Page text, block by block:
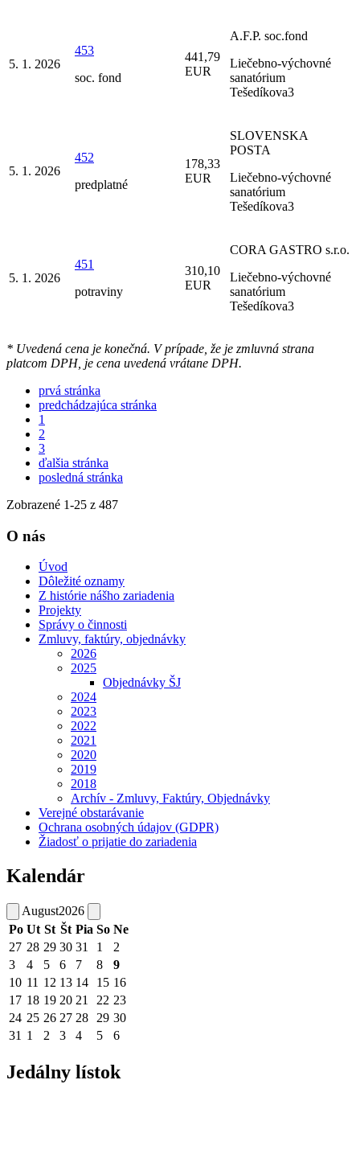
5. 1. 2026
453
soc. fond
441,79
EUR
A.F.P. soc.fond
Liečebno-výchovné
sanatórium
Tešedíkova3
5. 1. 2026
452
predplatné
178,33
EUR
SLOVENSKA
POSTA
Liečebno-výchovné
sanatórium
Tešedíkova3
5. 1. 2026
451
potraviny
310,10
EUR
CORA GASTRO s.r.o.
Liečebno-výchovné
sanatórium
Tešedíkova3
* Uvedená cena je konečná. V prípade, že je zmluvná strana
platcom DPH, je cena uvedená vrátane DPH.
prvá stránka
predchádzajúca stránka
1
2
3
ďalšia stránka
posledná stránka
Zobrazené 1-25 z 487
O nás
Úvod
Dôležité oznamy
Z histórie nášho zariadenia
Projekty
Správy o činnosti
Zmluvy, faktúry, objednávky
2026
2025
Objednávky ŠJ
2024
2023
2022
2021
2020
2019
2018
Archív - Zmluvy, Faktúry, Objednávky
Verejné obstarávanie
Ochrana osobných údajov (GDPR)
Žiadosť o prijatie do zariadenia
Kalendár
August2026
Po Ut St Št Pia So Ne
27 28 29 30 31 1
2
3
4 5 6 7 8
9
10 11 12 13 14 15 16
17 18 19 20 21 22 23
24 25 26 27 28 29 30
31 1 2 3 4 5 6
Jedálny lístok